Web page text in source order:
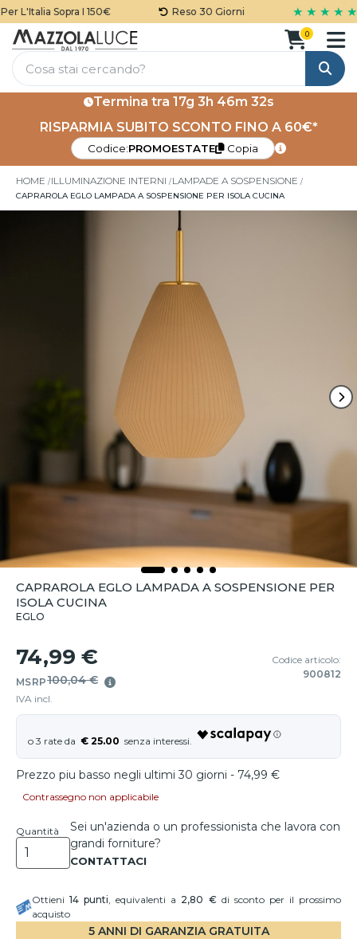
L'Italia Sopra I 150€ Reso 30 Giorni ★ ★ ★ ★ ★
Cerca
0
Termina tra 17g 3h 46m 32s
RISPARMIA SUBITO SCONTO FINO A 60€*
Codice:PROMOESTATE Copia
HOME ILLUMINAZIONE INTERNI LAMPADE A SOSPENSIONE
CAPRAROLA EGLO LAMPADA A SOSPENSIONE PER ISOLA CUCINA
CAPRAROLA EGLO LAMPADA A SOSPENSIONE PER
ISOLA CUCINA
EGLO
74,99 €
MSRP100,04 €
IVA incl.
Codice articolo:
900812
€ 25.00
Prezzo piu basso negli ultimi 30 giorni - 74,99 €
Contrassegno non applicabile
Quantità
Sei un'azienda o un professionista che lavora con
grandi forniture?
Ottieni14 punti, equivalenti a 2,80 €di sconto per il prossimo
acquisto
5 ANNI DI GARANZIA GRATUITA